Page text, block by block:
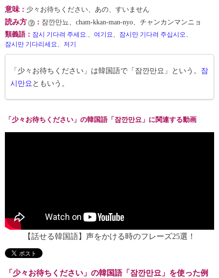
意味： 少々お待ちください、あの、すいません
読み方 ： 잠깐만뇨、cham-kkan-man-nyo、チャンカンマンニョ
類義語 ： 잠시 기다려 주세요.、 여기요、 잠시만 기다려 주십시오、
잠시만 기다리세요、 저기
「少々お待ちください」は韓国語で「잠깐만요」という。 잠
시만요 ともいう。
「少々お待ちください」の韓国語「잠깐만요」に関連する動画
【話せる韓国語】声をかける時のフレーズ25選！
「少々お待ちください」の韓国語「잠깐만요」を使った例